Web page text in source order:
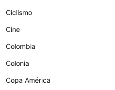
Ciclismo
Cine
Colombia
Colonia
Copa América